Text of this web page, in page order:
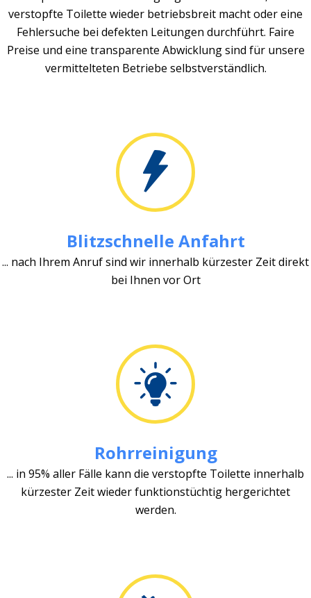
verstopfte Toilette wieder betriebsbreit macht oder eine
Fehlersuche bei defekten Leitungen durchführt. Faire
Preise und eine transparente Abwicklung sind für unsere
vermittelteten Betriebe selbstverständlich.
Blitzschnelle Anfahrt
... nach Ihrem Anruf sind wir innerhalb kürzester Zeit direkt
bei Ihnen vor Ort
Rohrreinigung
... in 95% aller Fälle kann die verstopfte Toilette innerhalb
kürzester Zeit wieder funktionstüchtig hergerichtet
werden.